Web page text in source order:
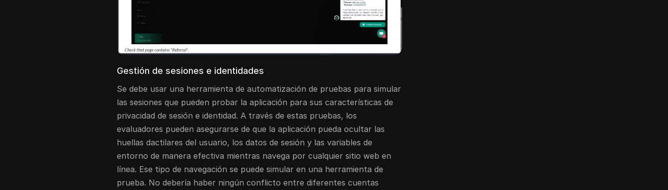
Gestión de sesiones e identidades
Se debe usar una herramienta de automatización de pruebas para simular
las sesiones que pueden probar la aplicación para sus características de
privacidad de sesión e identidad. A través de estas pruebas, los
evaluadores pueden asegurarse de que la aplicación pueda ocultar las
huellas dactilares del usuario, los datos de sesión y las variables de
entorno de manera efectiva mientras navega por cualquier sitio web en
línea. Ese tipo de navegación se puede simular en una herramienta de
prueba. No debería haber ningún conflicto entre diferentes cuentas